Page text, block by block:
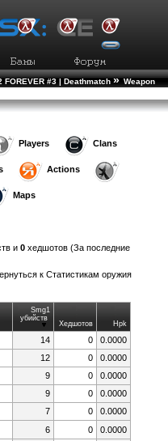
FOREVER #3 | Deathmatch » Weapon
Players Clans
Actions
Maps
и0 хедшотов (За последние
к Статистикам оружия
Smg1
убийств
Хедшотов Hpk
14 0
0.0000
12 0
0.0000
9 0
0.0000
9 0
0.0000
7 0
0.0000
6 0
0.0000